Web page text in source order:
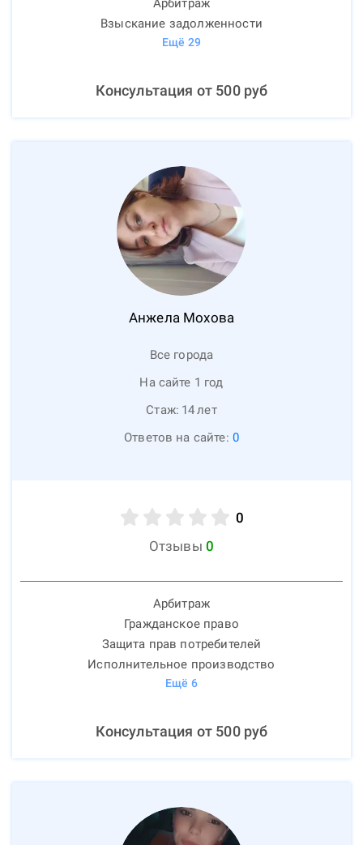
Арбитраж
Взыскание задолженности
Ещё 29
Консультация от 500руб
Анжела Мохова
Все города
На сайте 1 год
Стаж: 14лет
Ответов на сайте: 0
0
Отзывы 0
Арбитраж
Гражданское право
Защита прав потребителей
Исполнительное производство
Ещё 6
Консультация от 500руб